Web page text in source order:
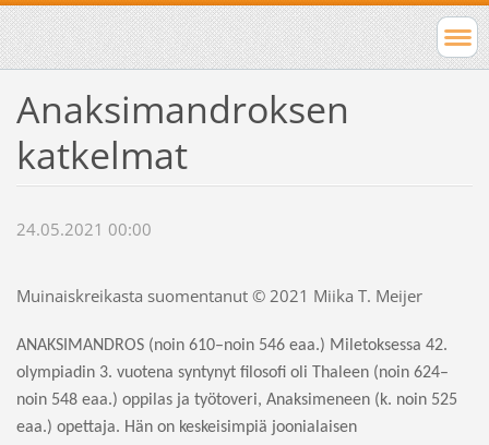
Anaksimandroksen
katkelmat
24.05.2021 00:00
Muinaiskreikasta suomentanut © 2021 Miika T. Meijer
ANAKSIMANDROS (noin 610–noin 546 eaa.) Miletoksessa 42.
olympiadin 3. vuotena syntynyt filosofi oli Thaleen (noin 624–
noin 548 eaa.) oppilas ja työtoveri, Anaksimeneen (k. noin 525
eaa.) opettaja. Hän on keskeisimpiä joonialaisen